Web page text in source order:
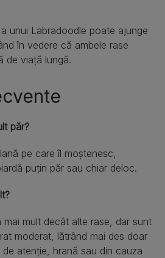
unui Labradoodle poate ajunge
în vedere că ambele rase
de viață lungă.
păr?
pe care îl moștenesc,
puțin păr sau chiar deloc.
mai mult decât alte rase, dar sunt
moderat, lătrând mai des doar
atenție, hrană sau din cauza